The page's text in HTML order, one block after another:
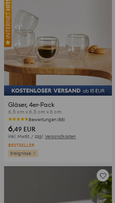
Gläser, 4er-Pack
6,5 cm x 6,5 cm x 6 cm
Bewertungen (88)
6,49 EUR
inkl. MwSt. / zzgl.Versandkosten
BESTSELLER
Ereignisse